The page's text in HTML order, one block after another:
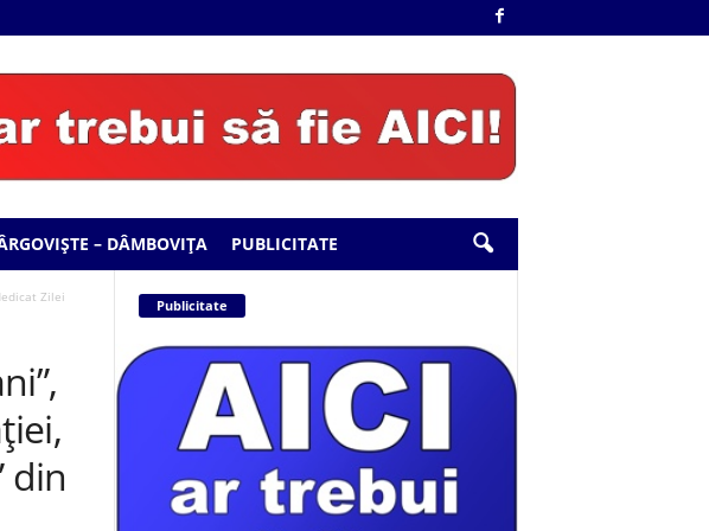
– DÂMBOVIȚA PUBLICITATE
Zilei
din
Publicitate